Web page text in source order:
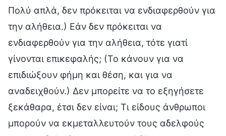
Πολύ απλά, δεν πρόκειται να ενδιαφερθούν για
την αλήθεια.) Εάν δεν πρόκειται να
ενδιαφερθούν για την αλήθεια, τότε γιατί
γίνονται επικεφαλής; (Το κάνουν για να
επιδιώξουν φήμη και θέση, και για να
αναδειχθούν.) Δεν μπορείτε να το εξηγήσετε
ξεκάθαρα, έτσι δεν είναι; Τι είδους άνθρωποι
μπορούν να εκμεταλλευτούν τους αδελφούς